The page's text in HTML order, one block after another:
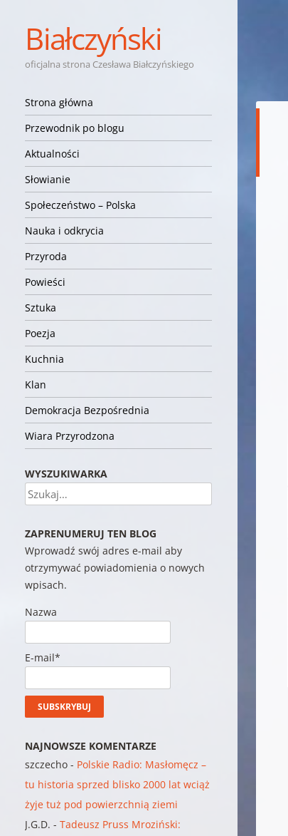
Białczyński
oficjalna strona Czesława Białczyńskiego
Nawigacja
Przejdź do treści
Strona główna
Przewodnik po blogu
Aktualności
Słowianie
Społeczeństwo – Polska
Nauka i odkrycia
Przyroda
Powieści
Sztuka
Poezja
Kuchnia
Klan
Demokracja Bezpośrednia
Wiara Przyrodzona
WYSZUKIWARKA
Szukaj
ZAPRENUMERUJ TEN BLOG
Wprowadź swój adres e-mail aby
otrzymywać powiadomienia o nowych
wpisach.
Nazwa
E-mail*
NAJNOWSZE KOMENTARZE
szczecho - Polskie Radio: Masłomęcz –
tu historia sprzed blisko 2000 lat wciąż
żyje tuż pod powierzchnią ziemi
J.G.D. -Tadeusz Pruss Mroziński: